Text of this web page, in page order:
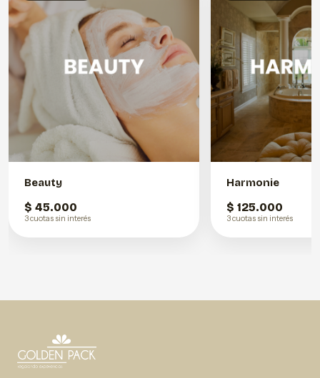
Beauty
$ 45.000
3 cuotas sin interés
Harmonie
$ 125.000
3 cuotas sin interés